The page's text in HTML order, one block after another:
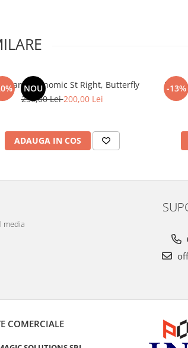
NOU
ergonomic St Right, Butterfly
250,00 Lei200,00 Lei
ADAUGA IN COS
-13%
Penar 1
media
COMERCIALE